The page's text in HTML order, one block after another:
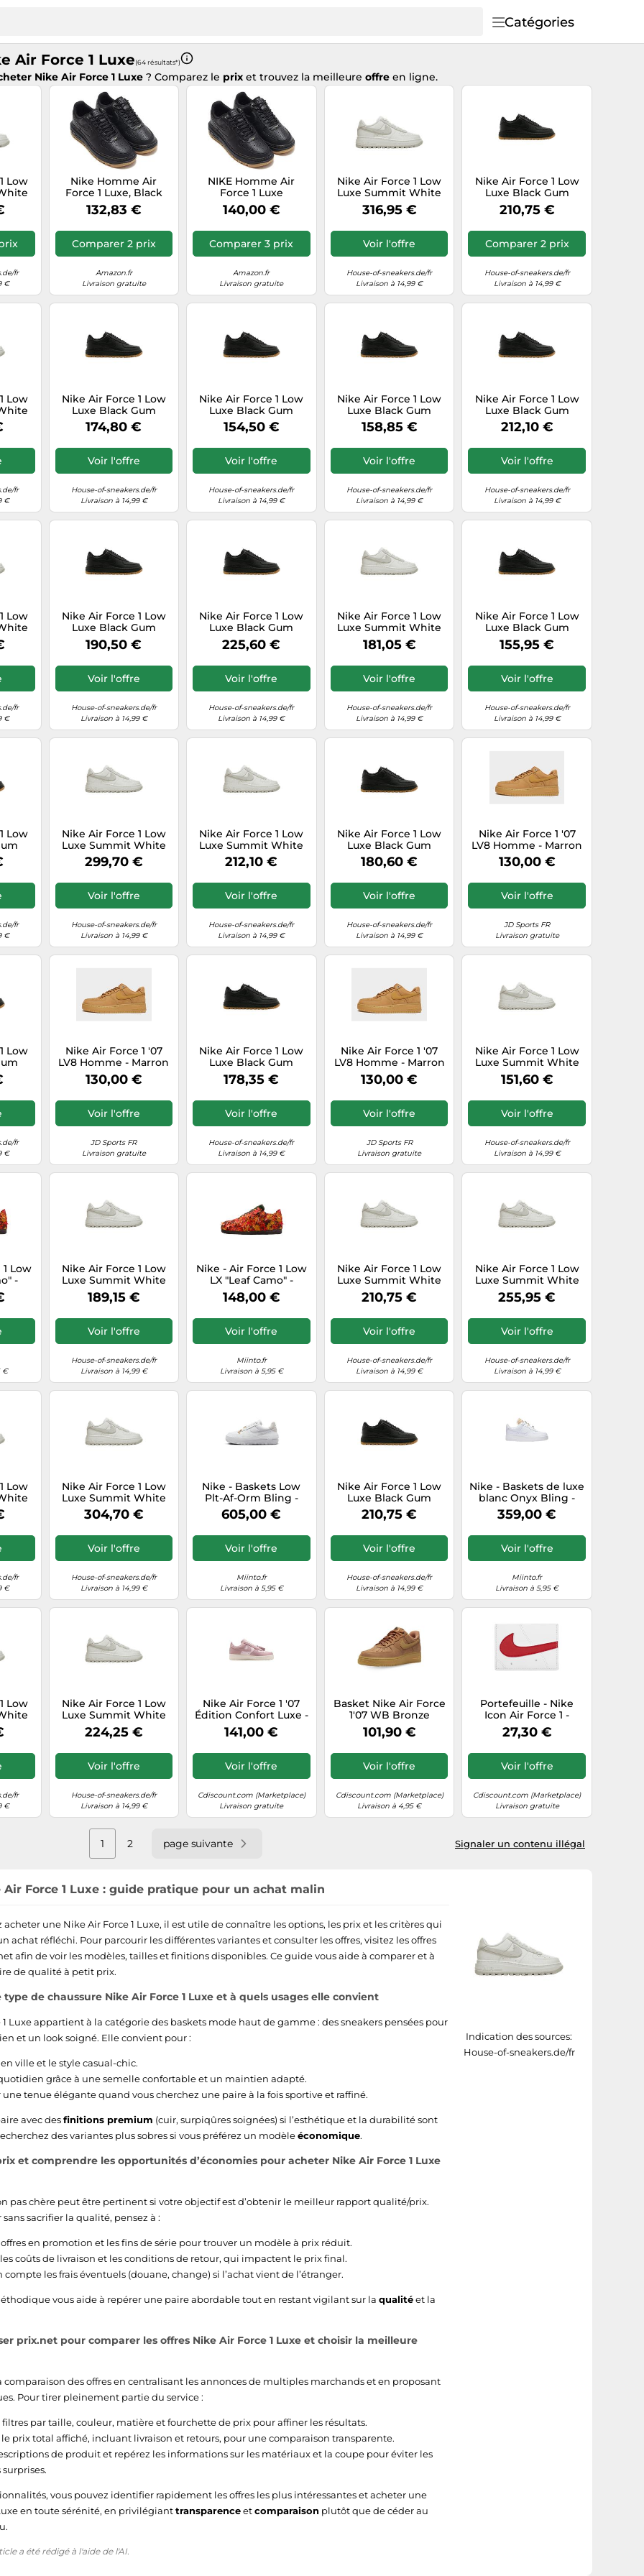
Catégories
Air Force 1 Luxe(64 résultats*)
Nike Air Force 1 Luxe ? Comparez le prix et trouvez la meilleure offre en ligne.
Low
fr
€
Nike Homme Air
Force 1 Luxe, Black
Black Bucktan Gum
Yellow, 47 EU
132,83 €
Comparer 2 prix
Amazon.fr
Livraison gratuite
NIKE Homme Air
Force 1 Luxe
Basketball-Shoes,
Black Black Bucktan
140,00 €
Comparer 3 prix
Amazon.fr
Livraison gratuite
Nike Air Force 1 Low
Luxe Summit White
Light Bone
316,95 €
Voir l'offre
House-of-sneakers.de/fr
Livraison à 14,99 €
Nike Air Force 1 Low
Luxe Black Gum
210,75 €
Comparer 2 prix
House-of-sneakers.de/fr
Livraison à 14,99 €
Low
fr
€
Nike Air Force 1 Low
Luxe Black Gum
174,80 €
Voir l'offre
House-of-sneakers.de/fr
Livraison à 14,99 €
Nike Air Force 1 Low
Luxe Black Gum
154,50 €
Voir l'offre
House-of-sneakers.de/fr
Livraison à 14,99 €
Nike Air Force 1 Low
Luxe Black Gum
158,85 €
Voir l'offre
House-of-sneakers.de/fr
Livraison à 14,99 €
Nike Air Force 1 Low
Luxe Black Gum
212,10 €
Voir l'offre
House-of-sneakers.de/fr
Livraison à 14,99 €
Low
fr
€
Nike Air Force 1 Low
Luxe Black Gum
190,50 €
Voir l'offre
House-of-sneakers.de/fr
Livraison à 14,99 €
Nike Air Force 1 Low
Luxe Black Gum
225,60 €
Voir l'offre
House-of-sneakers.de/fr
Livraison à 14,99 €
Nike Air Force 1 Low
Luxe Summit White
Light Bone
181,05 €
Voir l'offre
House-of-sneakers.de/fr
Livraison à 14,99 €
Nike Air Force 1 Low
Luxe Black Gum
155,95 €
Voir l'offre
House-of-sneakers.de/fr
Livraison à 14,99 €
Low
fr
€
Nike Air Force 1 Low
Luxe Summit White
Light Bone
299,70 €
Voir l'offre
House-of-sneakers.de/fr
Livraison à 14,99 €
Nike Air Force 1 Low
Luxe Summit White
Light Bone
212,10 €
Voir l'offre
House-of-sneakers.de/fr
Livraison à 14,99 €
Nike Air Force 1 Low
Luxe Black Gum
180,60 €
Voir l'offre
House-of-sneakers.de/fr
Livraison à 14,99 €
Nike Air Force 1 '07
LV8 Homme - Marron
44.5
130,00 €
Voir l'offre
JD Sports FR
Livraison gratuite
Low
fr
€
Nike Air Force 1 '07
LV8 Homme - Marron
41
130,00 €
Voir l'offre
JD Sports FR
Livraison gratuite
Nike Air Force 1 Low
Luxe Black Gum
178,35 €
Voir l'offre
House-of-sneakers.de/fr
Livraison à 14,99 €
Nike Air Force 1 '07
LV8 Homme - Marron
40.5
130,00 €
Voir l'offre
JD Sports FR
Livraison gratuite
Nike Air Force 1 Low
Luxe Summit White
Light Bone
151,60 €
Voir l'offre
House-of-sneakers.de/fr
Livraison à 14,99 €
Low
-
-
44
€
Nike Air Force 1 Low
Luxe Summit White
Light Bone
189,15 €
Voir l'offre
House-of-sneakers.de/fr
Livraison à 14,99 €
Nike - Air Force 1 Low
LX "Leaf Camo" -
Homme - Sport -
Multicolore - Taille: 42
148,00 €
Voir l'offre
Miinto.fr
Livraison à 5,95 €
Nike Air Force 1 Low
Luxe Summit White
Light Bone
210,75 €
Voir l'offre
House-of-sneakers.de/fr
Livraison à 14,99 €
Nike Air Force 1 Low
Luxe Summit White
Light Bone
255,95 €
Voir l'offre
House-of-sneakers.de/fr
Livraison à 14,99 €
Low
fr
€
Nike Air Force 1 Low
Luxe Summit White
Light Bone
304,70 €
Voir l'offre
House-of-sneakers.de/fr
Livraison à 14,99 €
Nike - Baskets Low
Plt-Af-Orm Bling -
Femme - Sport -
Blanc - Taille: 40 1/2 EU
605,00 €
Voir l'offre
Miinto.fr
Livraison à 5,95 €
Nike Air Force 1 Low
Luxe Black Gum
210,75 €
Voir l'offre
House-of-sneakers.de/fr
Livraison à 14,99 €
Nike - Baskets de luxe
blanc Onyx Bling -
Femme - Sport -
Blanc - Taille: 37 1/2 EU
359,00 €
Voir l'offre
Miinto.fr
Livraison à 5,95 €
Low
fr
€
Nike Air Force 1 Low
Luxe Summit White
Light Bone
224,25 €
Voir l'offre
House-of-sneakers.de/fr
Livraison à 14,99 €
Nike Air Force 1 '07
Édition Confort Luxe -
Style Classique et
Modernité 37
141,00 €
Voir l'offre
Cdiscount.com (Marketplace)
Livraison gratuite
Basket Nike Air Force
1'07 WB Bronze
CJ9179-200 - Homme -
Cuir - Lacets 42,5
101,90 €
Voir l'offre
Cdiscount.com (Marketplace)
Livraison à 4,95 €
Portefeuille - Nike
Icon Air Force 1 -
Polyuréthane - Souple
- Mixte
27,30 €
Voir l'offre
Cdiscount.com (Marketplace)
Livraison gratuite
Signaler un contenu illégal
1 2 page suivante
Indication des sources:
House-of-sneakers.de/fr
Force 1 Luxe : guide pratique pour un achat malin
acheter une Nike Air Force 1 Luxe, il est utile de connaître les options, les prix et les critères qui
achat réfléchi. Pour parcourir les différentes variantes et consulter les offres, visitez les offres
afin de voir les modèles, tailles et finitions disponibles. Ce guide vous aide à comparer et à
de qualité à petit prix.
de chaussure Nike Air Force 1 Luxe et à quels usages elle convient
1 Luxe appartient à la catégorie des baskets mode haut de gamme : des sneakers pensées pour
et un look soigné. Elle convient pour :
en ville et le style casual-chic.
grâce à une semelle confortable et un maintien adapté.
tenue élégante quand vous cherchez une paire à la fois sportive et raffiné.
avec desfinitions premium (cuir, surpiqûres soignées) si l’esthétique et la durabilité sont
des variantes plus sobres si vous préférez un modèleéconomique.
et comprendre les opportunités d’économies pour acheter Nike Air Force 1 Luxe
pas chère peut être pertinent si votre objectif est d’obtenir le meilleur rapport qualité/prix.
sacrifier la qualité, pensez à :
en promotion et les fins de série pour trouver un modèle à prix réduit.
coûts de livraison et les conditions de retour, qui impactent le prix final.
compte les frais éventuels (douane, change) si l’achat vient de l’étranger.
vous aide à repérer une paire abordable tout en restant vigilant sur la qualitéet la
prix.net pour comparer les offres Nike Air Force 1 Luxe et choisir la meilleure
comparaison des offres en centralisant les annonces de multiples marchands et en proposant
Pour tirer pleinement partie du service :
filtres par taille, couleur, matière et fourchette de prix pour affiner les résultats.
prix total affiché, incluant livraison et retours, pour une comparaison transparente.
de produit et repérez les informations sur les matériaux et la coupe pour éviter les
vous pouvez identifier rapidement les offres les plus intéressantes et acheter une
en toute sérénité, en privilégianttransparenceetcomparaison plutôt que de céder au
a été rédigé à l'aide de l'AI.